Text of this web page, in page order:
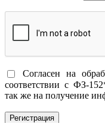
Согласен на
соответствии с ФЗ-
так же на получение